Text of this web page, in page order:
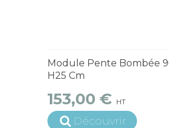
Module Pente Bombée
H25 Cm
153,00 € HT
Découvrir